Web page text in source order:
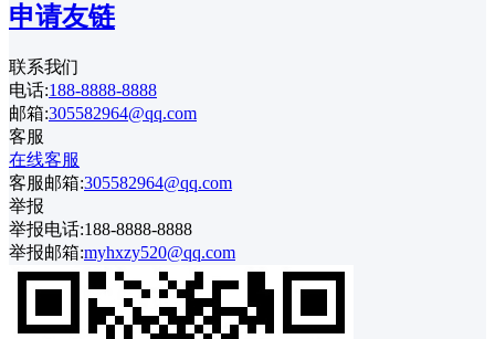
申请友链
联系我们
电话:188-8888-8888
邮箱:305582964@qq.com
客服
在线客服
客服邮箱:305582964@qq.com
举报
举报电话:188-8888-8888
举报邮箱:myhxzy520@qq.com